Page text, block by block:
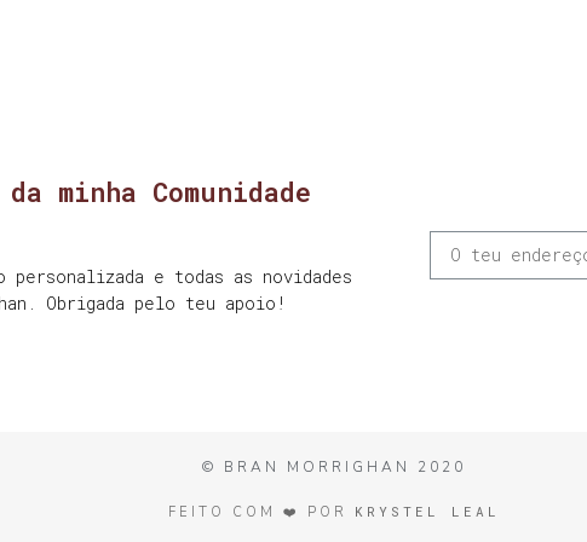
minha Comunidade
personalizada e todas as novidades
Obrigada pelo teu apoio!
© BRAN MORRIGHAN 2020
FEITO COM ❤️ POR KRYSTEL LEAL